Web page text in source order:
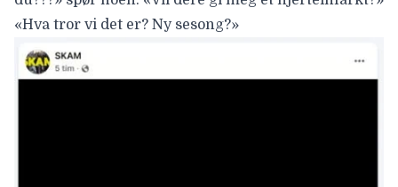
«Hva tror vi det er? Ny sesong?»